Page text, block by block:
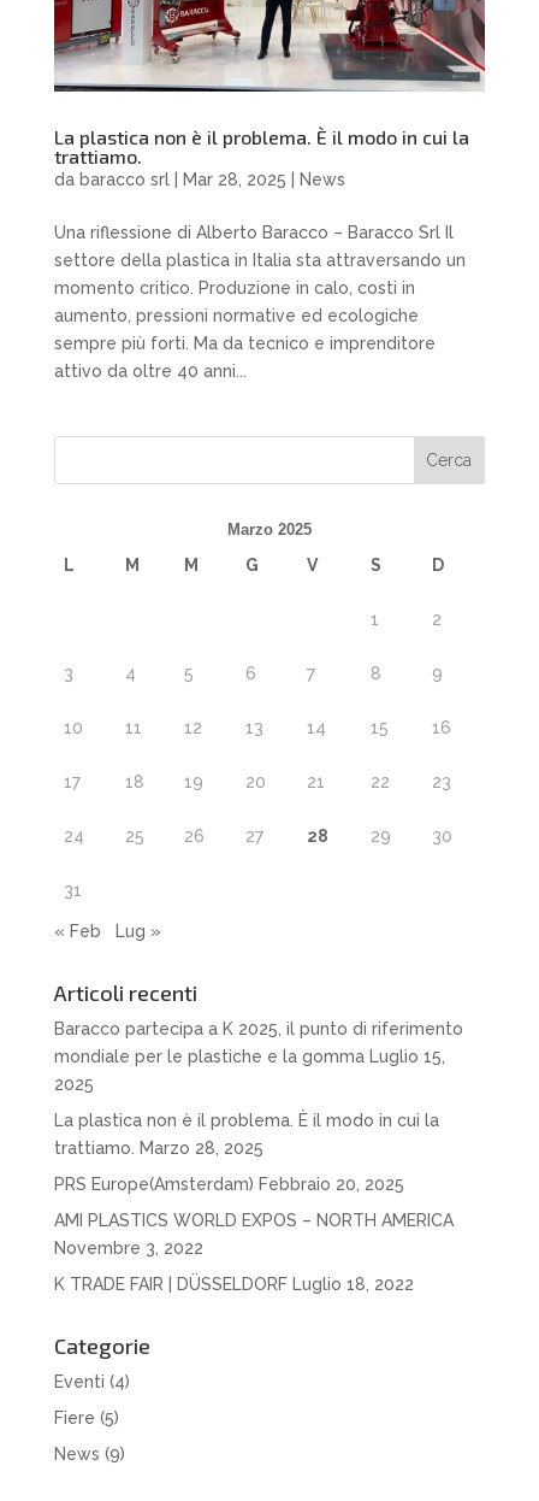
La plastica non è il problema. È il modo in cui la
trattiamo.
da baracco srl| Mar 28, 2025 News
Una riflessione di Alberto Baracco – Baracco Srl Il
settore della plastica in Italia sta attraversando un
momento critico. Produzione in calo, costi in
aumento, pressioni normative ed ecologiche
sempre più forti. Ma da tecnico e imprenditore
attivo da oltre 40 anni...
Marzo 2025
L M M G V S D
1 2
3 4 5 6 7 8 9
10 11 12 13 14 15 16
17 18 19 20 21 22 23
24 25 26 27 28 29 30
31
« Feb Lug »
Articoli recenti
Baracco partecipa a K 2025, il punto di riferimento
mondiale per le plastiche e la gomma Luglio 15,
2025
La plastica non è il problema. È il modo in cui la
trattiamo. Marzo 28, 2025
PRS Europe(Amsterdam) Febbraio 20, 2025
AMI PLASTICS WORLD EXPOS – NORTH AMERICA
Novembre 3, 2022
K TRADE FAIR | DÜSSELDORF Luglio 18, 2022
Categorie
Eventi (4)
Fiere (5)
News (9)